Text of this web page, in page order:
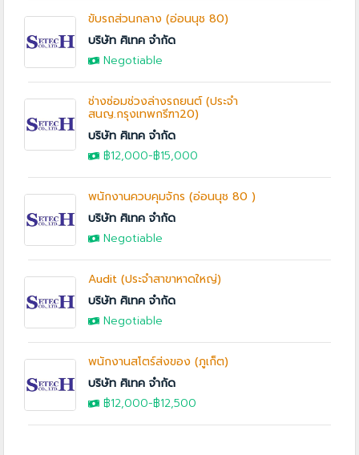
ขับรถส่วนกลาง (อ่อนนุช 80)
บริษัท ศิเทค จำกัด
Negotiable
ช่างซ่อมช่วงล่างรถยนต์ (ประจำ
สนญ.กรุงเทพกรีฑา20)
บริษัท ศิเทค จำกัด
฿12,000-฿15,000
พนักงานควบคุมจักร (อ่อนนุช 80 )
บริษัท ศิเทค จำกัด
Negotiable
Audit (ประจำสาขาหาดใหญ่)
บริษัท ศิเทค จำกัด
Negotiable
พนักงานสโตร์ส่งของ (ภูเก็ต)
บริษัท ศิเทค จำกัด
฿12,000-฿12,500